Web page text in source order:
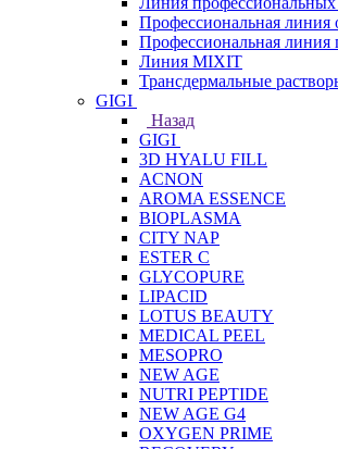
Профессиональная линия
Профессиональная линия
Линия MIXIT
Трансдермальные
GIGI
Назад
GIGI
3D HYALU FILL
ACNON
AROMA ESSENCE
BIOPLASMA
CITY NAP
ESTER C
GLYCOPURE
LIPACID
LOTUS BEAUTY
MEDICAL PEEL
MESOPRO
NEW AGE
NUTRI PEPTIDE
NEW AGE G4
OXYGEN PRIME